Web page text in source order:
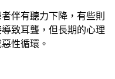
伴有聽力下降，有些則
致耳聾，但長期的心理
性循環。